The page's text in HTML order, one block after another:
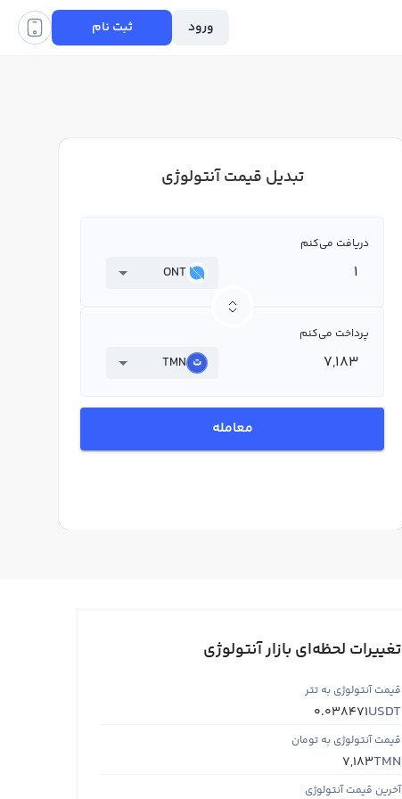
ورود ثبت نام
تبدیل قیمت آنتولوژی
دریافت می‌کنم
ONT
پرداخت می‌کنم
TMN
معامله
تغییرات لحظه‌ای بازار آنتولوژی
قیمت آنتولوژی به تتر
USDT
0.038471
قیمت آنتولوژی به تومان
TMN
7,183
آخرین قیمت آنتولوژی